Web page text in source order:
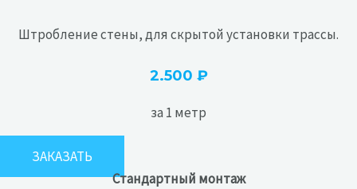
Штробление стены, для скрытой установки трассы.
2.500 ₽
за 1 метр
ЗАКАЗАТЬ
Стандартный монтаж